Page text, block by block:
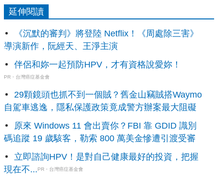
延伸閱讀
《沉默的審判》將登陸 Netflix！《周處除三害》
導演新作，阮經天、王淨主演
伴侶和妳一起預防HPV，才有資格說愛妳！
PR・台灣癌症基金會
29顆鏡頭也抓不到一個賊？舊金山竊賊搭Waymo
自駕車逃逸，隱私保護政策竟成警方辦案最大阻礙
原來 Windows 11 會出賣你？FBI 靠 GDID 識別
碼追蹤 19 歲駭客，勒索 800 萬美金慘遭引渡受審
立即諮詢HPV！是對自己健康最好的投資，把握
現在不...PR・台灣癌症基金會